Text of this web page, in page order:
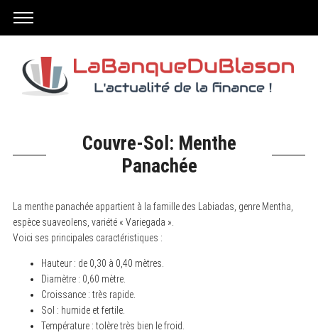
Couvre-Sol: Menthe
Panachée
La menthe panachée appartient à la famille des Labiadas, genre Mentha,
espèce suaveolens, variété « Variegada ».
Voici ses principales caractéristiques :
Hauteur : de 0,30 à 0,40 mètres.
Diamètre : 0,60 mètre.
Croissance : très rapide.
Sol : humide et fertile.
Température : tolère très bien le froid.